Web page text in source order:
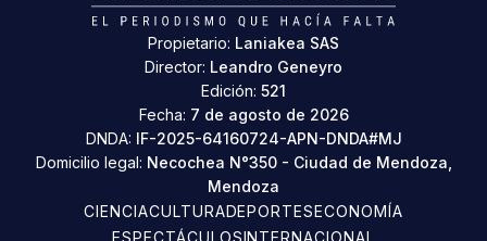
Propietario: Laniakea SAS
Director: Leandro Geneyro
Edición: 521
Fecha: 7 de agosto de 2026
DNDA: IF-2025-64160724-APN-DNDA#MJ
Domicilio legal: Necochea N°350 - Ciudad de Mendoza,
Mendoza
CIENCIACULTURADEPORTESECONOMÍA